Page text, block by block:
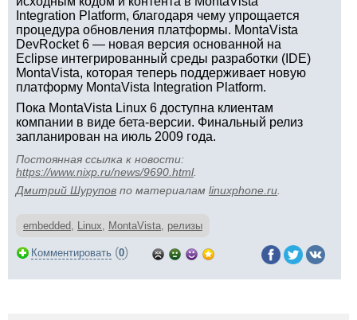
Integration Platform, благодаря чему упрощается
процедура обновления платформы. MontaVista
DevRocket 6 — новая версия основанной на
Eclipse интегрированный среды разработки (IDE)
MontaVista, которая теперь поддерживает новую
платформу MontaVista Integration Platform.
Пока MontaVista Linux 6 доступна клиентам
компании в виде бета-версии. Финальный релиз
запланирован на июль 2009 года.
Постоянная ссылка к новости:
https://www.nixp.ru/news/9690.html.
Дмитрий Шурупов по материалам linuxphone.ru
embedded, Linux, MontaVista, релизы
Комментировать (0)